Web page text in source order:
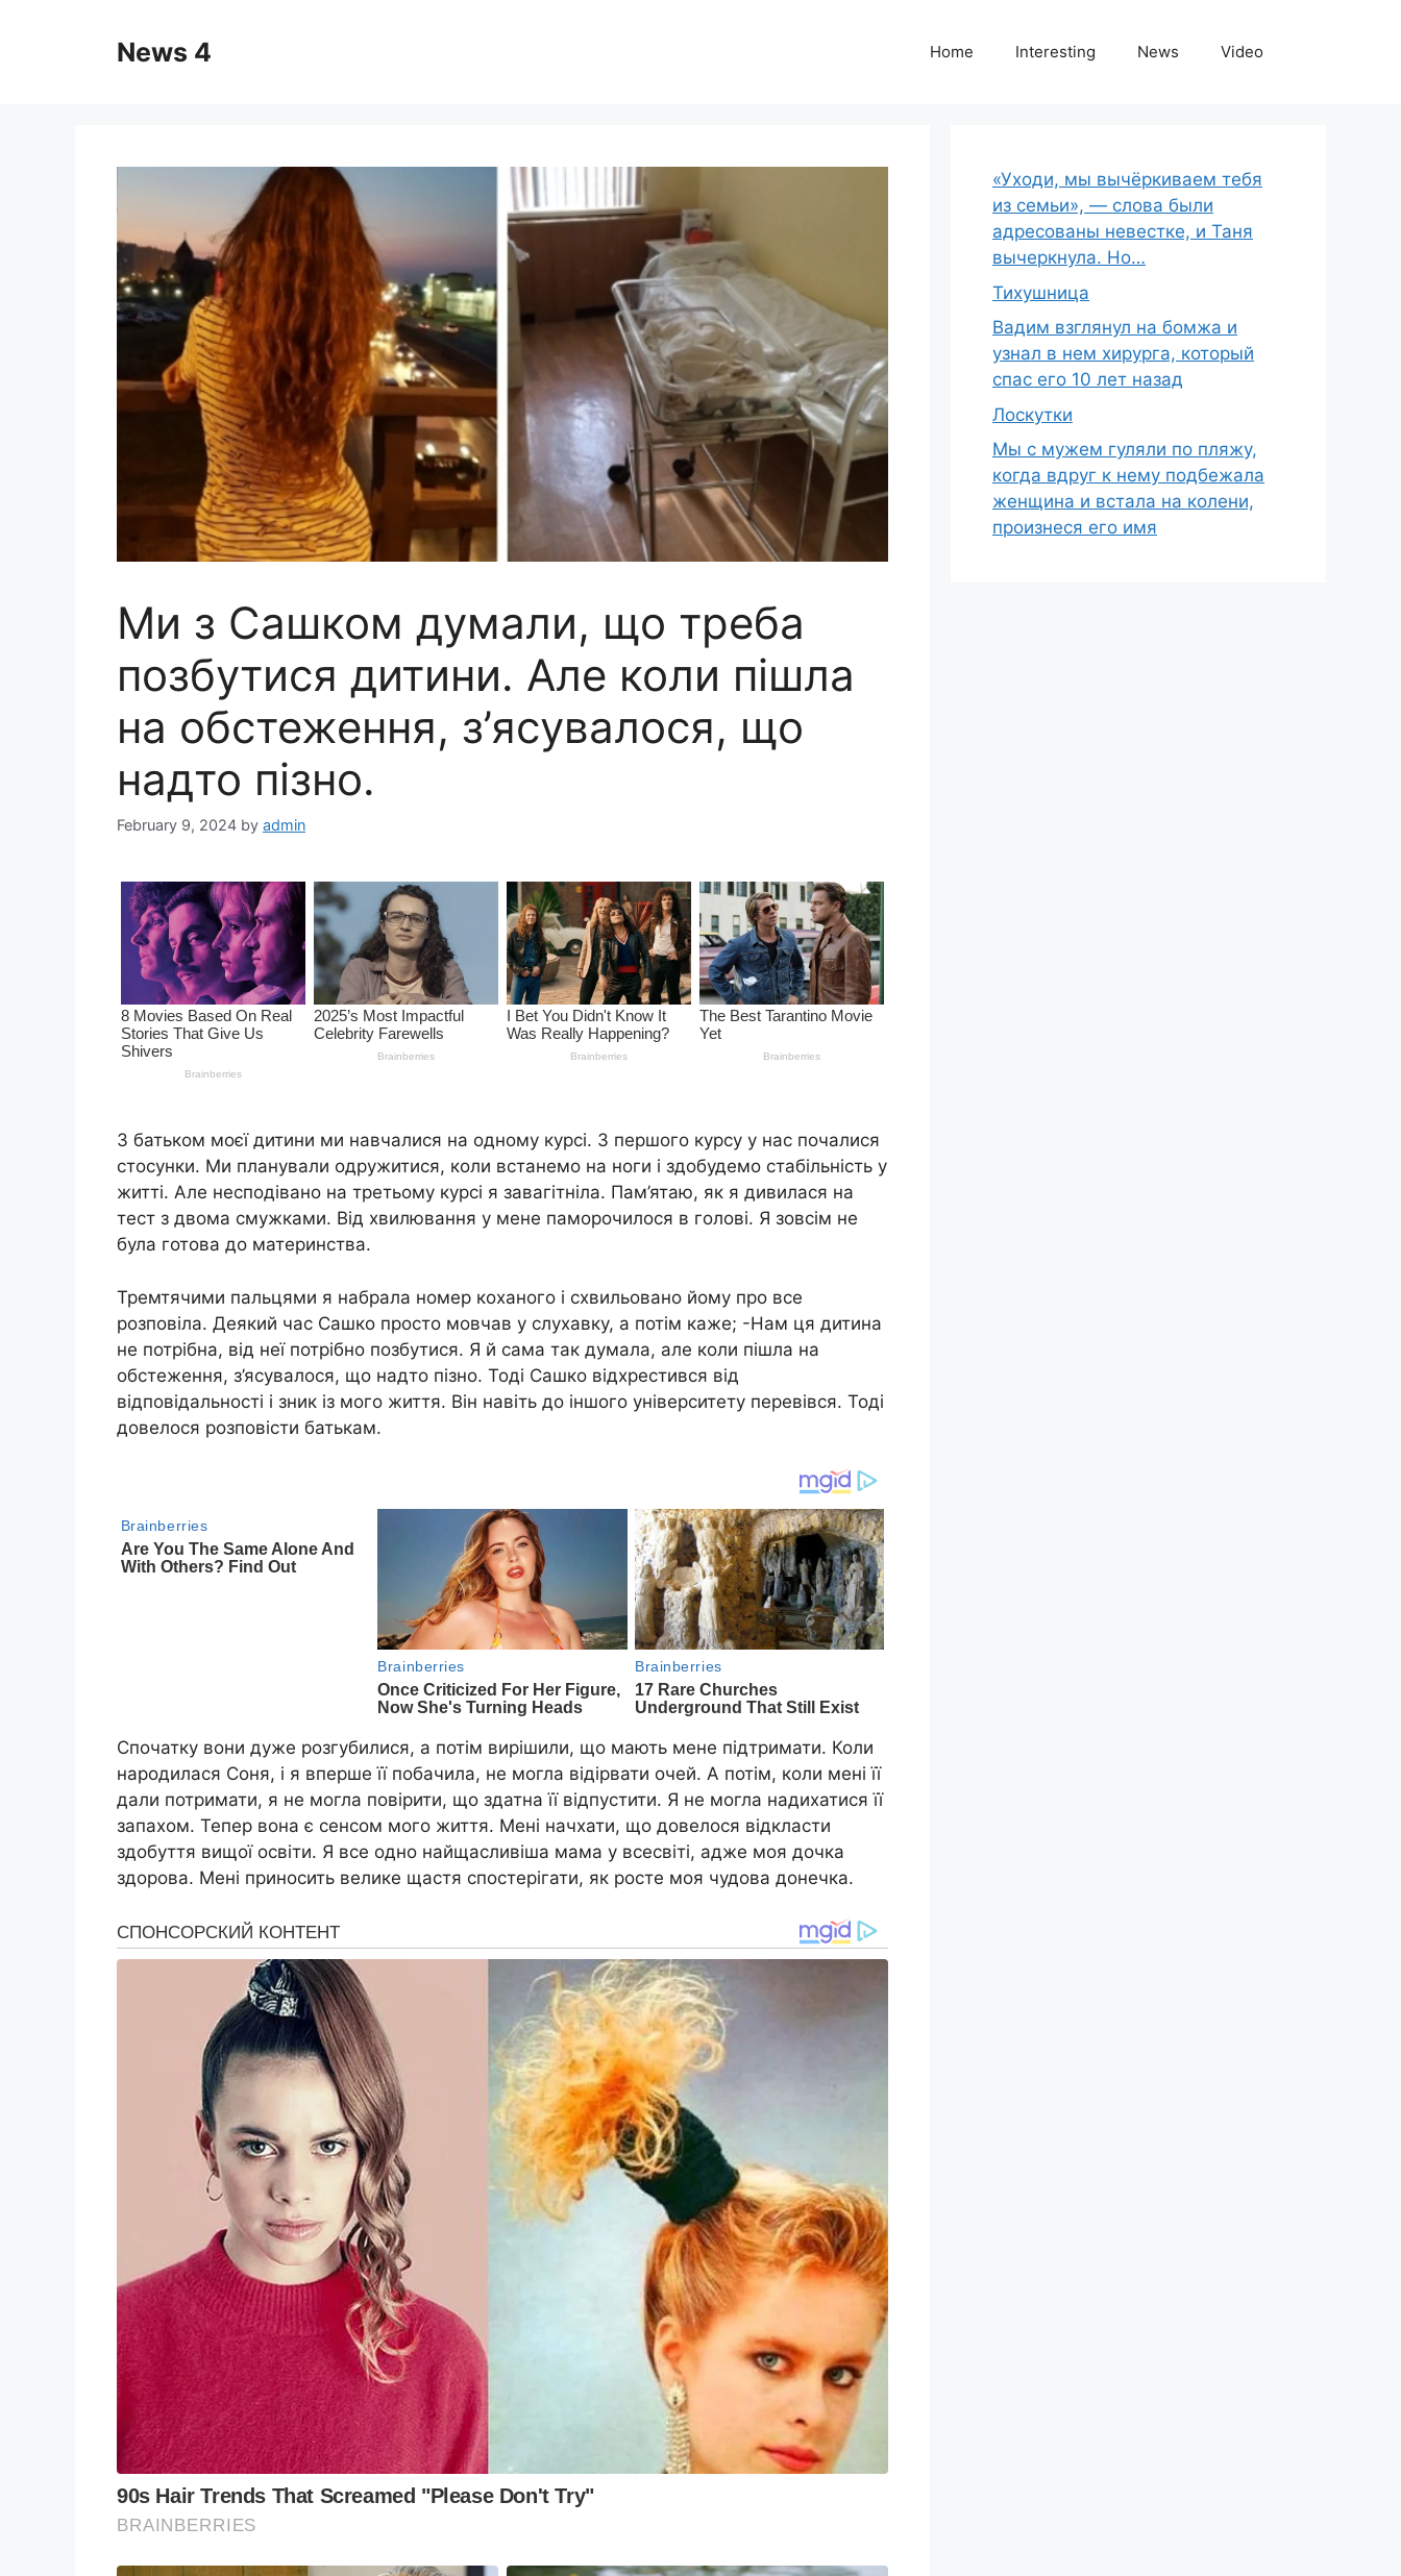
News 4 Home Interesting News Video
Ми з Сашком думали, що треба
позбутися дитини. Але коли пішла
на обстеження, з’ясувалося, що
надто пізно.
February 9, 2024 by admin
З батьком моєї дитини ми навчалися на одному курсі. З першого курсу у нас почалися
стосунки. Ми планували одружитися, коли встанемо на ноги і здобудемо стабільність у
житті. Але несподівано на третьому курсі я завагітніла. Пам’ятаю, як я дивилася на
тест з двома смужками. Від хвилювання у мене паморочилося в голові. Я зовсім не
була готова до материнства.
Тремтячими пальцями я набрала номер коханого і схвильовано йому про все
розповіла. Деякий час Сашко просто мовчав у слухавку, а потім каже; -Нам ця дитина
не потрібна, від неї потрібно позбутися. Я й сама так думала, але коли пішла на
обстеження, з’ясувалося, що надто пізно. Тоді Сашко відхрестився від
відповідальності і зник із мого життя. Він навіть до іншого університету перевівся. Тоді
довелося розповісти батькам.
Спочатку вони дуже розгубилися, а потім вирішили, що мають мене підтримати. Коли
народилася Соня, і я вперше її побачила, не могла відірвати очей. А потім, коли мені її
дали потримати, я не могла повірити, що здатна її відпустити. Я не могла надихатися її
запахом. Тепер вона є сенсом мого життя. Мені начхати, що довелося відкласти
здобуття вищої освіти. Я все одно найщасливіша мама у всесвіті, адже моя дочка
здорова. Мені приносить велике щастя спостерігати, як росте моя чудова донечка.
«Уходи, мы вычёркиваем тебя
из семьи», — слова были
адресованы невестке, и Таня
вычеркнула. Но…
Тихушница
Вадим взглянул на бомжа и
узнал в нем хирурга, который
спас его 10 лет назад
Лоскутки
Мы с мужем гуляли по пляжу,
когда вдруг к нему подбежала
женщина и встала на колени,
произнеся его имя